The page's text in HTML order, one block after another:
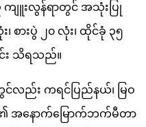
ျူးလွန်ရာတွင် အသုံးပြု
စားပွဲ ၂၀ လုံး၊ ထိုင်ခုံ ၃၅
း သိရသည်။
လည်း ကရင်ပြည်နယ်၊ မြဝ
အနောက်မြောက်ဘက်မီတာ